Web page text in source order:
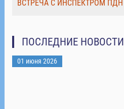
ВСТРЕЧА С ИНСПЕКТРОМ ПДН
ПОСЛЕДНИЕ НОВОСТИ
01 июня 2026